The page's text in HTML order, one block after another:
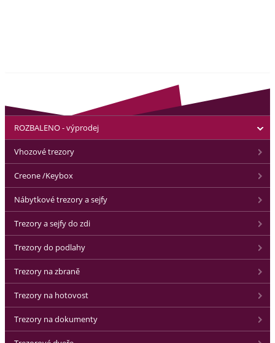
ROZBALENO - výprodej
Vhozové trezory
Creone /Keybox
Nábytkové trezory a sejfy
Trezory a sejfy do zdi
Trezory do podlahy
Trezory na zbraně
Trezory na hotovost
Trezory na dokumenty